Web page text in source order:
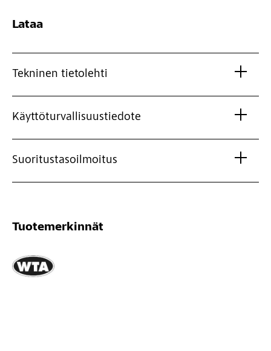
Lataa
Tekninen tietolehti
Käyttöturvallisuustiedote
Suoritustasoilmoitus
Tuotemerkinnät